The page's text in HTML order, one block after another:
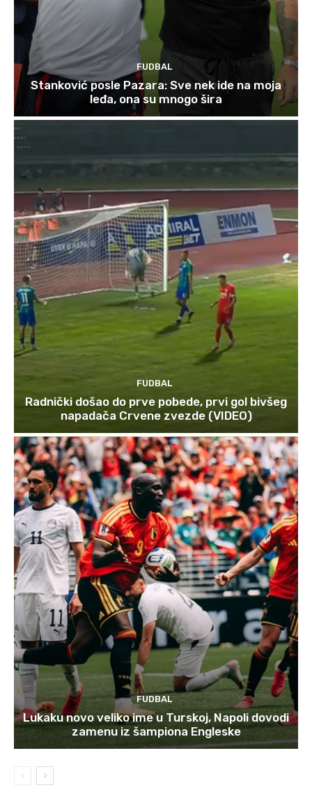
FUDBAL
Stanković posle Pazara: Sve nek ide na moja
leđa, ona su mnogo šira
FUDBAL
Radnički došao do prve pobede, prvi gol bivšeg
napadača Crvene zvezde (VIDEO)
FUDBAL
Lukaku novo veliko ime u Turskoj, Napoli dovodi
zamenu iz šampiona Engleske